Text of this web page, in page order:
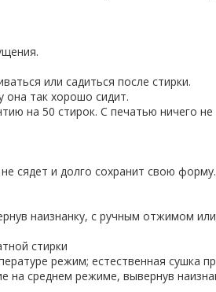
или садиться после стирки.
так хорошо сидит.
на 50 стирок. С печатью ничего не
сядет и долго сохранит свою
наизнанку, с ручным отжимом
стирки
режим; естественная сушка
на среднем режиме, вывернув